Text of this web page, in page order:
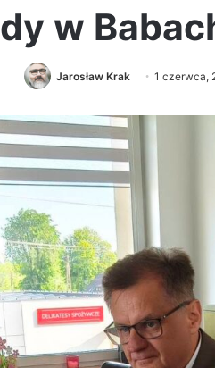
w
Jarosław Krak 1 czerwca,